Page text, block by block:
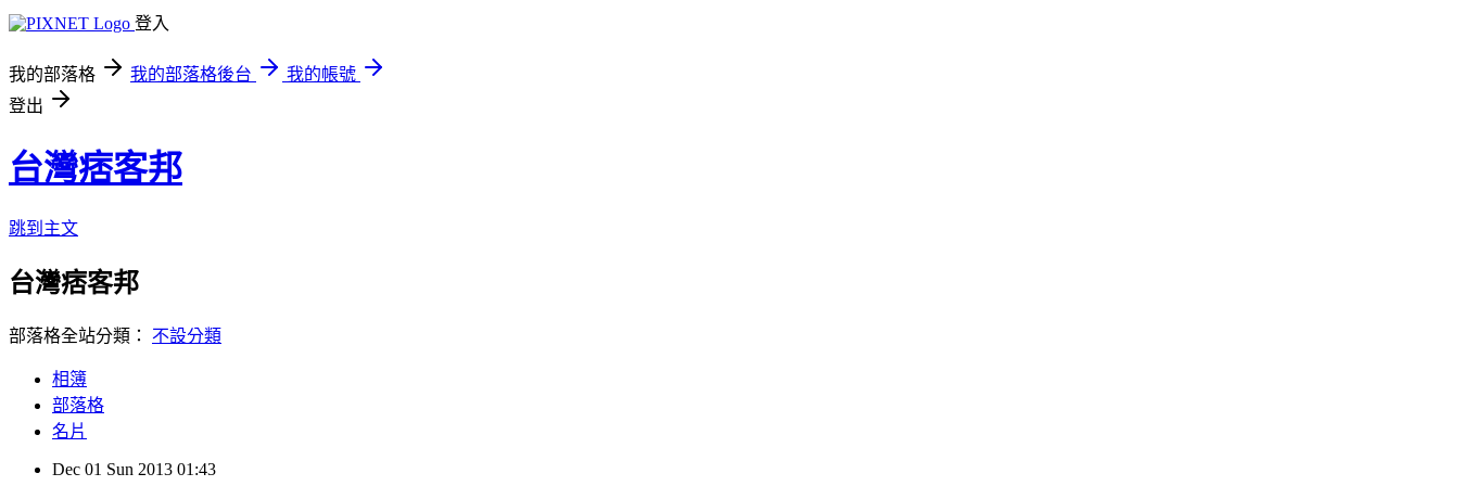
登入
我的部落格 我的部落格後台
我的帳號
登出
台灣痞客邦
跳到主文
台灣痞客邦
部落格全站分類： 不設分類
相簿
部落格
名片
Dec 01 Sun 2013 01:43